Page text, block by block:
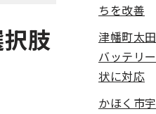
肢
ちを改善
津幡町太
バッテリ
状に対応
かほく市